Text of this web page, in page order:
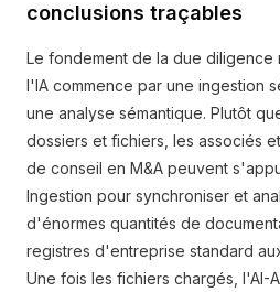
conclusions traçables
Le fondement de la due diligence
l'IA commence par une ingestion
une analyse sémantique. Plutôt
dossiers et fichiers, les associés
de conseil en M&A peuvent
Ingestion pour synchroniser et
d'énormes quantités de
registres d'entreprise standard
Une fois les fichiers chargés, l'AI-